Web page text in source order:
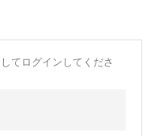
てログインしてくださ